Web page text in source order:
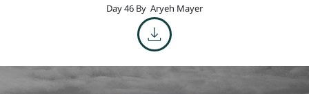
Day 46 By Aryeh Mayer